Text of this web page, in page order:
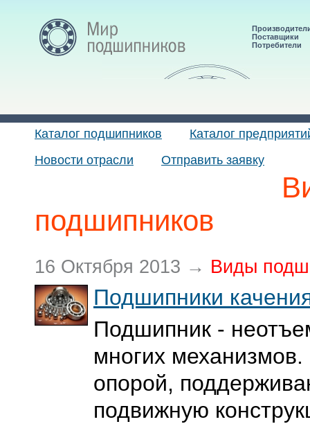
Поставщики
Потребители
Каталог подшипников
Каталог
Новости отрасли
Отправить заявку
подшипников
16 Октября 2013 → Виды
Подшипники
Подшипник -
многих
опорой,
подвижную